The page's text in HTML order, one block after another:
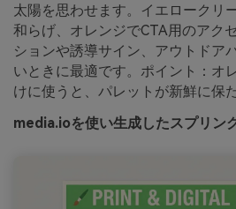
太陽を思わせます。イエロークリ
和らげ、オレンジでCTA用のアク
ションや誘導サイン、アウトドア
いときに最適です。ポイント：オ
けに使うと、パレットが新鮮に保
media.ioを使い生成したスプリン